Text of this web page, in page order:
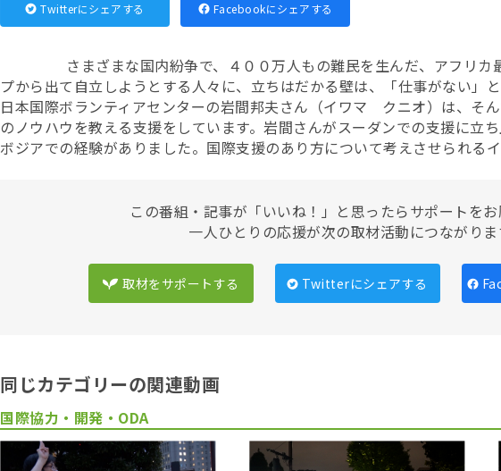
Twitterにシェアする Facebookにシェアする
さまざまな国内紛争で、４００万人もの難民を生んだ、アフリ
プから出て自立しようとする人々に、立ちはだかる壁は、「仕事がない」と
日本国際ボランティアセンターの岩間邦夫さん（イワマ クニオ）は、そ
のノウハウを教える支援をしています。岩間さんがスーダンでの支援に立
ボジアでの経験がありました。国際支援のあり方について考えさせられるイ
この番組・記事が「いいね！」と思ったらサポートをお
一人ひとりの応援が次の取材活動につながりま
取材をサポートする Twitterにシェアする
同じカテゴリーの関連動画
国際協力・開発・ODA